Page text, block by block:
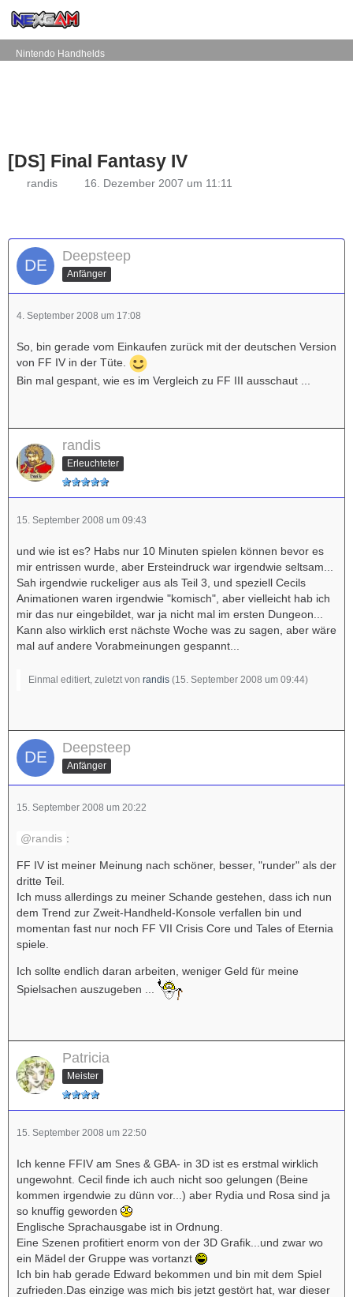
Nintendo Handhelds
[DS] Final Fantasy IV
randis 16. Dezember 2007 um 11:11
Deepsteep
Anfänger
4. September 2008 um 17:08
So, bin gerade vom Einkaufen zurück mit der deutschen Version
von FF IV in der Tüte.
Bin mal gespant, wie es im Vergleich zu FF III ausschaut ...
randis
Erleuchteter
15. September 2008 um 09:43
und wie ist es? Habs nur 10 Minuten spielen können bevor es
mir entrissen wurde, aber Ersteindruck war irgendwie seltsam...
Sah irgendwie ruckeliger aus als Teil 3, und speziell Cecils
Animationen waren irgendwie "komisch", aber vielleicht hab ich
mir das nur eingebildet, war ja nicht mal im ersten Dungeon...
Kann also wirklich erst nächste Woche was zu sagen, aber wäre
mal auf andere Vorabmeinungen gespannt...
Einmal editiert, zuletzt von randis (15. September 2008 um 09:44)
Deepsteep
Anfänger
15. September 2008 um 20:22
randis :
FF IV ist meiner Meinung nach schöner, besser, "runder" als der
dritte Teil.
Ich muss allerdings zu meiner Schande gestehen, dass ich nun
dem Trend zur Zweit-Handheld-Konsole verfallen bin und
momentan fast nur noch FF VII Crisis Core und Tales of Eternia
spiele.
Ich sollte endlich daran arbeiten, weniger Geld für meine
Spielsachen auszugeben ...
Patricia
Meister
15. September 2008 um 22:50
Ich kenne FFIV am Snes & GBA- in 3D ist es erstmal wirklich
ungewohnt. Cecil finde ich auch nicht soo gelungen (Beine
kommen irgendwie zu dünn vor...) aber Rydia und Rosa sind ja
so knuffig geworden
Englische Sprachausgabe ist in Ordnung.
Eine Szenen profitiert enorm von der 3D Grafik...und zwar wo
ein Mädel der Gruppe was vortanzt
Ich bin hab gerade Edward bekommen und bin mit dem Spiel
zufrieden.Das einzige was mich bis jetzt gestört hat, war dieser